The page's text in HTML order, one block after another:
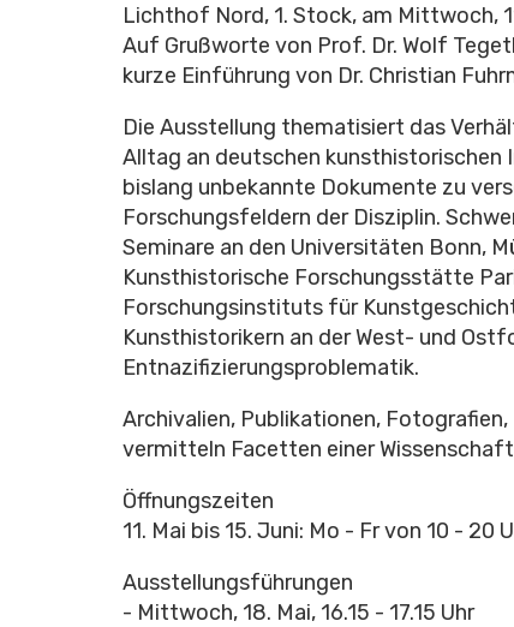
Lichthof Nord, 1. Stock, am Mittwoch,
Auf Grußworte von Prof. Dr. Wolf
kurze Einführung von Dr. Christian
Die Ausstellung thematisiert das
Alltag an deutschen kunsthistorischen
bislang unbekannte Dokumente zu
Forschungsfeldern der Disziplin.
Seminare an den Universitäten Bonn,
Kunsthistorische Forschungsstätte
Forschungsinstituts für
Kunsthistorikern an der West- und
Entnazifizierungsproblematik.
Archivalien, Publikationen,
vermitteln Facetten einer
Öffnungszeiten
11. Mai bis 15. Juni: Mo - Fr von 10 - 20
Ausstellungsführungen
- Mittwoch, 18. Mai, 16.15 - 17.15 Uhr